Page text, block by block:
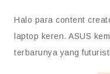
Halo para content
laptop keren. ASUS
terbarunya yang